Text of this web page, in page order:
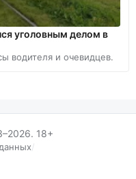
уголовным делом в
водителя и очевидцев.
18+
/